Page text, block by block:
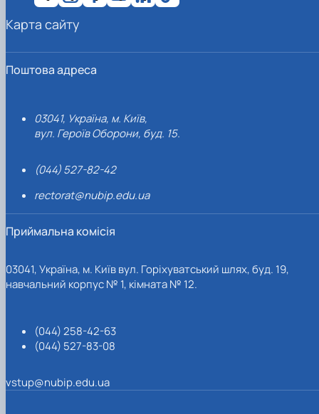
Поштова адреса
03041, Україна, м. Київ,
вул. Героїв Оборони, буд. 15.
(044) 527-82-42
rectorat@nubip.edu.ua
Приймальна комісія
03041, Україна, м. Київ вул. Горіхуватський шлях, буд. 19,
навчальний корпус № 1, кімната № 12.
(044) 258-42-63
(044) 527-83-08
vstup@nubip.edu.ua
Карта сайту